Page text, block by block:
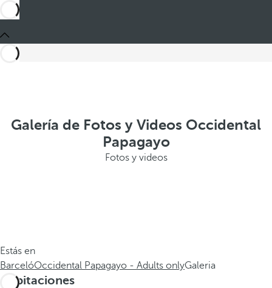
Galería de Fotos y Videos Occidental
Papagayo
Fotos y videos
Estás en
BarcelóOccidental Papagayo - Adults onlyGaleria
Habitaciones